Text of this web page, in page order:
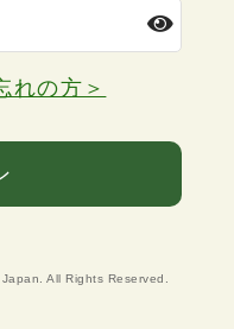
れの方＞
All Rights Reserved.